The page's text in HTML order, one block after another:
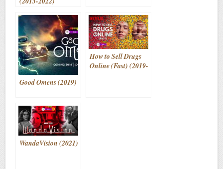
Good Omens (2019)
How to Sell Drugs
Online (Fast) (2019-
WandaVision (2021)